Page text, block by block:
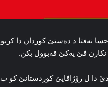
نەفتا د دەستێ كوردان دا
ڤێ یەكێ قەبوول بكن.
دا ل رۆژاڤایێ كوردستانێ كو